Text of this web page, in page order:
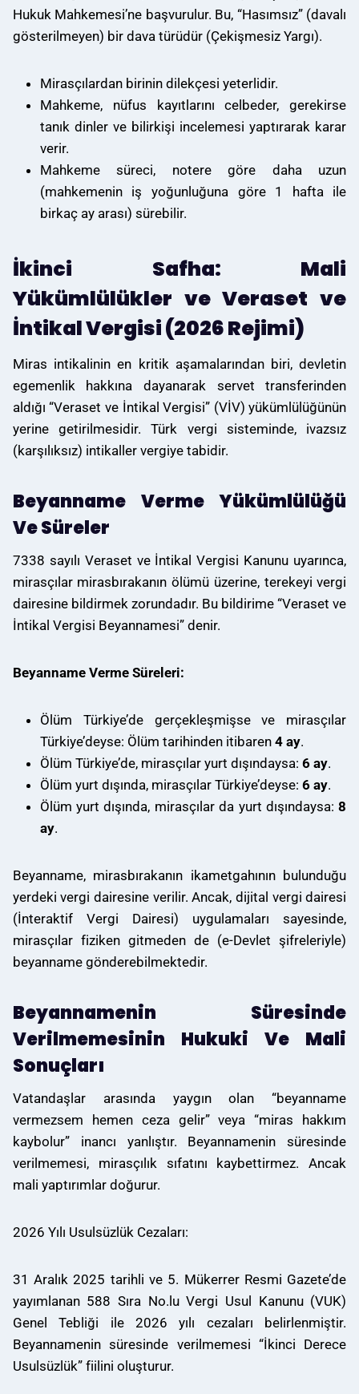
Hukuk Mahkemesi’ne başvurulur. Bu, “Hasımsız” (davalı
gösterilmeyen) bir dava türüdür (Çekişmesiz Yargı).
Mirasçılardan birinin dilekçesi yeterlidir.
Mahkeme, nüfus kayıtlarını celbeder, gerekirse
tanık dinler ve bilirkişi incelemesi yaptırarak karar
verir.
Mahkeme süreci, notere göre daha uzun
(mahkemenin iş yoğunluğuna göre 1 hafta ile
birkaç ay arası) sürebilir.
İkinci Safha: Mali
Yükümlülükler ve Veraset ve
İntikal Vergisi (2026 Rejimi)
Miras intikalinin en kritik aşamalarından biri, devletin
egemenlik hakkına dayanarak servet transferinden
aldığı “Veraset ve İntikal Vergisi” (VİV) yükümlülüğünün
yerine getirilmesidir. Türk vergi sisteminde, ivazsız
(karşılıksız) intikaller vergiye tabidir.
Beyanname Verme Yükümlülüğü
Ve Süreler
7338 sayılı Veraset ve İntikal Vergisi Kanunu uyarınca,
mirasçılar mirasbırakanın ölümü üzerine, terekeyi vergi
dairesine bildirmek zorundadır. Bu bildirime “Veraset ve
İntikal Vergisi Beyannamesi” denir.
Beyanname Verme Süreleri:
Ölüm Türkiye’de gerçekleşmişse ve mirasçılar
Türkiye’deyse: Ölüm tarihinden itibaren 4 ay.
Ölüm Türkiye’de, mirasçılar yurt dışındaysa: 6 ay.
Ölüm yurt dışında, mirasçılar Türkiye’deyse: 6 ay.
Ölüm yurt dışında, mirasçılar da yurt dışındaysa:8
ay.
Beyanname, mirasbırakanın ikametgahının bulunduğu
yerdeki vergi dairesine verilir. Ancak, dijital vergi dairesi
(İnteraktif Vergi Dairesi) uygulamaları sayesinde,
mirasçılar fiziken gitmeden de (e-Devlet şifreleriyle)
beyanname gönderebilmektedir.
Beyannamenin Süresinde
Verilmemesinin Hukuki Ve Mali
Sonuçları
Vatandaşlar arasında yaygın olan “beyanname
vermezsem hemen ceza gelir” veya “miras hakkım
kaybolur” inancı yanlıştır. Beyannamenin süresinde
verilmemesi, mirasçılık sıfatını kaybettirmez. Ancak
mali yaptırımlar doğurur.
2026 Yılı Usulsüzlük Cezaları:
31 Aralık 2025 tarihli ve 5. Mükerrer Resmi Gazete’de
yayımlanan 588 Sıra No.lu Vergi Usul Kanunu (VUK)
Genel Tebliği ile 2026 yılı cezaları belirlenmiştir.
Beyannamenin süresinde verilmemesi “İkinci Derece
Usulsüzlük” fiilini oluşturur.